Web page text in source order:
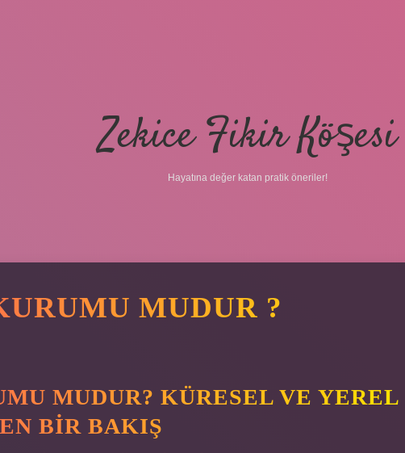
Zekice Fikir Köşesi
Hayatına değer katan pratik öneriler!
MUDUR ?
MUDUR? KÜRESEL VE YEREL
BIR BAKIŞ